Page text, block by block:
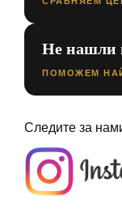
Не нашли
ПОМОЖЕМ
Следите за